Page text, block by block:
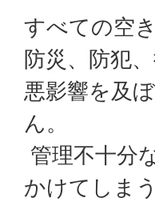
すべての空
防災、防犯
悪影響を及
ん。
管理不十分
かけてしま